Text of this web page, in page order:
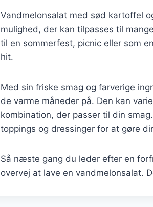
Vandmelonsalat med sød kartoffel
mulighed, der kan tilpasses til
til en sommerfest, picnic eller som
hit.
Med sin friske smag og farverige
de varme måneder på. Den kan
kombination, der passer til din
toppings og dressinger for at gøre
Så næste gang du leder efter en
overvej at lave en vandmelonsalat.